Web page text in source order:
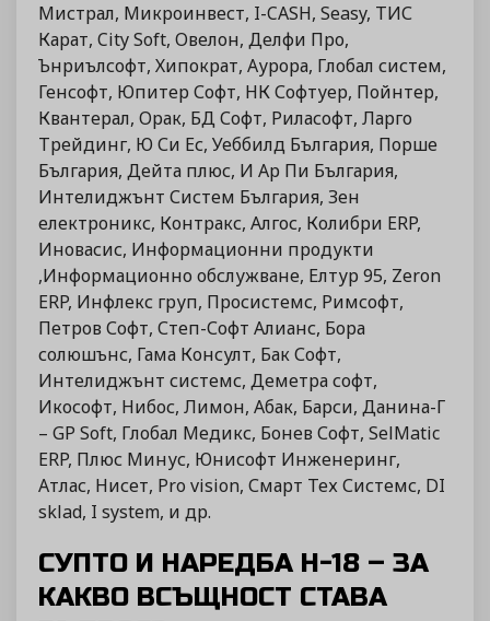
Мистрал, Микроинвест, I-CASH, Seasy, ТИС
Карат, City Soft, Овелон, Делфи Про,
Ънриълсофт, Хипократ, Аурора, Глобал систем,
Генсофт, Юпитер Софт, НК Софтуер, Пойнтер,
Квантерал, Орак, БД Софт, Риласофт, Ларго
Трейдинг, Ю Си Ес, Уеббилд България, Порше
България, Дейта плюс, И Ар Пи България,
Интелиджънт Систем България, Зен
електроникс, Контракс, Алгос, Колибри ERP,
Иновасис, Информационни продукти
,Информационно обслужване, Елтур 95, Zeron
ERP, Инфлекс груп, Просистемс, Римсофт,
Петров Софт, Степ-Софт Алианс, Бора
солюшънс, Гама Консулт, Бак Софт,
Интелиджънт системс, Деметра софт,
Икософт, Нибос, Лимон, Абак, Барси, Данина-Г
– GP Soft, Глобал Медикс, Бонев Софт, SelMatic
ERP, Плюс Минус, Юнисофт Инженеринг,
Атлас, Нисет, Pro vision, Смарт Тех Системс, DI
sklad, I system, и др.
СУПТО И НАРЕДБА Н-18 – ЗА
КАКВО ВСЪЩНОСТ СТАВА